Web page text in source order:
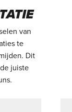
van
te
Dit
juiste